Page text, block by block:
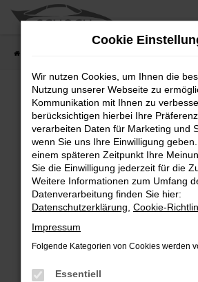
Zum
Fehler: Network
Beim Laden ist ein Fehler
Hier sind ein paar Tipps, die dir
Überprüfe deine Firewall
Internetverbindung.
Laden andere Webseiten, zum
Suchmaschine?
Prüfe deine
Cookie
Wir nutzen Cookies, um Ihnen die
Nutzung unserer Webseite zu
Kommunikation mit Ihnen zu
berücksichtigen hierbei Ihre
verarbeiten Daten für Marketing und
wenn Sie uns Ihre Einwilligung
einem späteren Zeitpunkt Ihre
Sie die Einwilligung jederzeit für die
Weitere Informationen zum Umfang
Datenverarbeitung finden Sie hier:
Datenschutzerklärung Cookie-
Impressum
Folgende Kategorien von Cookies werden
Essentiell